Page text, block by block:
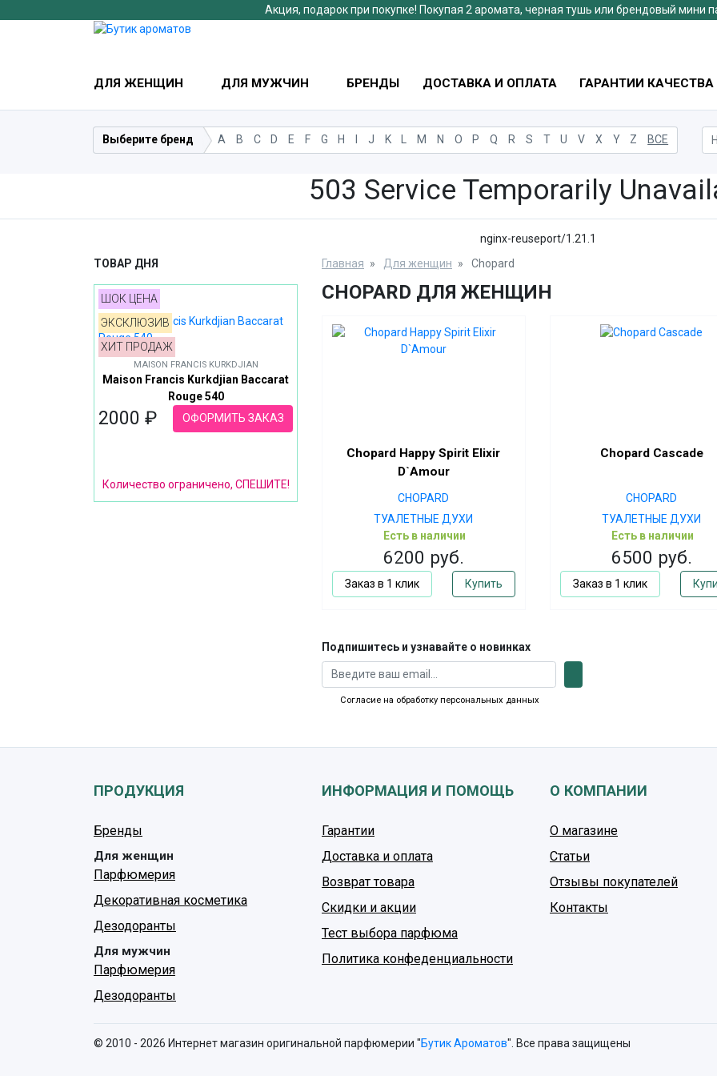
Акция, подарок при покупке! Покупая 2 аромата, черная тушь или брендовый мини
ДЛЯ ЖЕНЩИН ДЛЯ МУЖЧИН БРЕНДЫ ДОСТАВКА И ОПЛАТА ГАРАНТИИ КАЧЕСТВА
Выберите бренд A B C D E F G H J K L M N O P Q R S T U V X Y Z ВСЕ
503 Service Temporarily
nginx-reuseport/1.21.1
ТОВАР ДНЯ
ШОК ЦЕНА
ЭКСКЛЮЗИВ
ХИТ ПРОДАЖ
MAISON FRANCIS KURKDJIAN
Maison Francis Kurkdjian Baccarat
Rouge 540
2000 ₽ ОФОРМИТЬ ЗАКАЗ
Количество ограничено, СПЕШИТЕ!
Главная Для женщин Chopard
CHOPARD ДЛЯ ЖЕНЩИН
Chopard Happy Spirit Elixir
D`Amour
CHOPARD
ТУАЛЕТНЫЕ ДУХИ
Есть в наличии
6200 руб.
Заказ в 1 клик Купить
Chopard Cascade
CHOPARD
ТУАЛЕТНЫЕ ДУХИ
Есть в наличии
6500 руб.
Заказ в 1 клик
Подпишитесь и узнавайте о новинках
Согласие на обработку персональных данных
ПРОДУКЦИЯ
Бренды
Для женщин
Парфюмерия
Декоративная косметика
Дезодоранты
Для мужчин
Парфюмерия
Дезодоранты
ИНФОРМАЦИЯ И ПОМОЩЬ
Гарантии
Доставка и оплата
Возврат товара
Скидки и акции
Тест выбора парфюма
Политика конфеденциальности
О КОМПАНИИ
О магазине
Статьи
Отзывы покупателей
Контакты
© 2010 - 2026 Интернет магазин оригинальной парфюмерии "Бутик Ароматов". Все права защищены